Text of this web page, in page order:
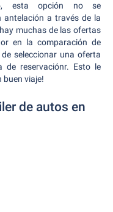
esta opción no se
antelación a través de la
muchas de las ofertas
en la comparación de
seleccionar una oferta
reservaciónr. Esto le
buen viaje!
de autos en